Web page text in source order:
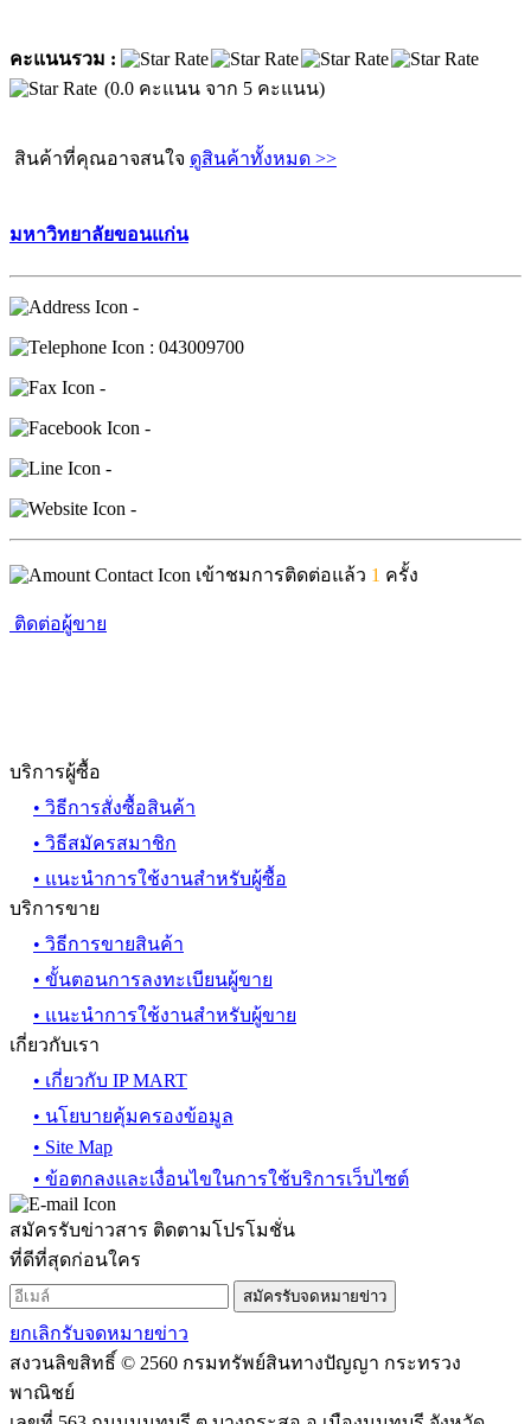
คะแนนรวม :
(0.0 คะแนน จาก 5 คะแนน)
สินค้าที่คุณอาจสนใจ ดูสินค้าทั้งหมด >>
มหาวิทยาลัยขอนแก่น
-
: 043009700
-
-
-
-
เข้าชมการติดต่อแล้ว 1 ครั้ง
ติดต่อผู้ขาย
บริการผู้ซื้อ
• วิธีการสั่งซื้อสินค้า
• วิธีสมัครสมาชิก
• แนะนำการใช้งานสำหรับผู้ซื้อ
บริการขาย
• วิธีการขายสินค้า
• ขั้นตอนการลงทะเบียนผู้ขาย
• แนะนำการใช้งานสำหรับผู้ขาย
เกี่ยวกับเรา
• เกี่ยวกับ IP MART
• นโยบายคุ้มครองข้อมูล
• Site Map
• ข้อตกลงและเงื่อนไขในการใช้บริการเว็บไซต์
สมัครรับข่าวสาร ติดตามโปรโมชั่น
ที่ดีที่สุดก่อนใคร
สมัครรับจดหมายข่าว
ยกเลิกรับจดหมายข่าว
สงวนลิขสิทธิ์ © 2560 กรมทรัพย์สินทางปัญญา กระทรวง
พาณิชย์